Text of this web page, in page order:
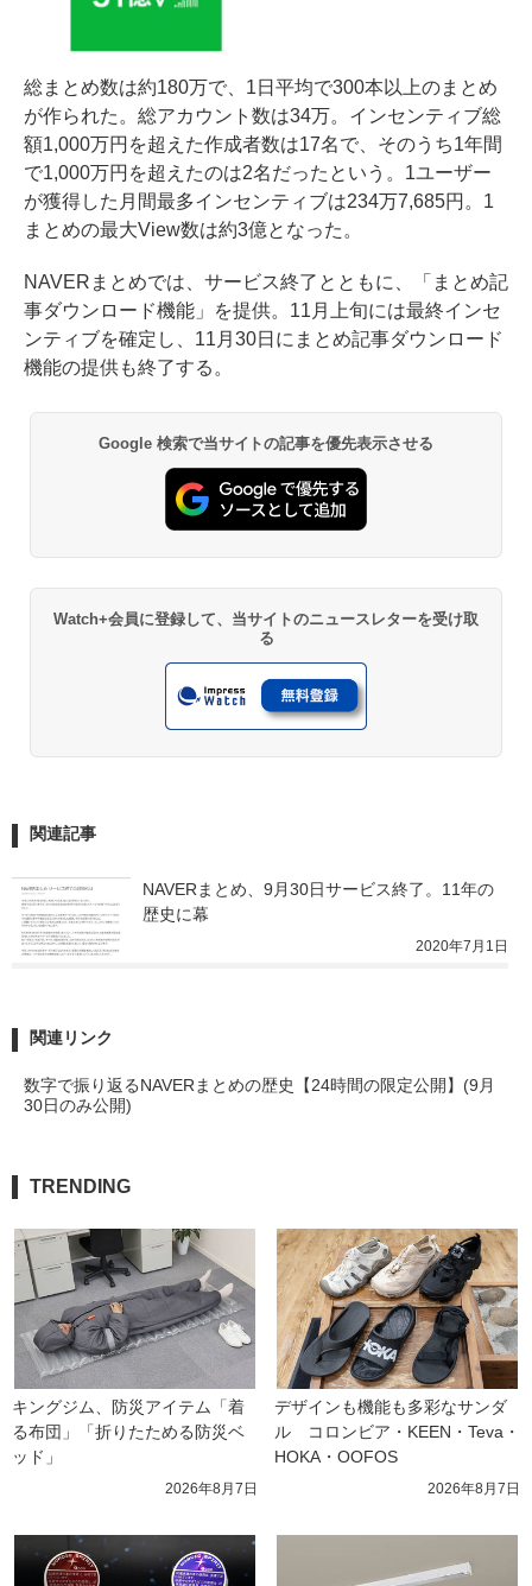
総まとめ数は約180万で、1日平均で300本以上のまとめ
が作られた。総アカウント数は34万。インセンティブ総
額1,000万円を超えた作成者数は17名で、そのうち1年間
で1,000万円を超えたのは2名だったという。1ユーザー
が獲得した月間最多インセンティブは234万7,685円。1
まとめの最大View数は約3億となった。
NAVERまとめでは、サービス終了とともに、「まとめ記
事ダウンロード機能」を提供。11月上旬には最終インセ
ンティブを確定し、11月30日にまとめ記事ダウンロード
機能の提供も終了する。
Google 検索で当サイトの記事を優先表示させる
Watch+会員に登録して、当サイトのニュースレターを受け取
る
関連記事
NAVERまとめ、9月30日サービス終了。11年の
歴史に幕
2020年7月1日
関連リンク
数字で振り返るNAVERまとめの歴史【24時間の限定公開】(9月
30日のみ公開)
TRENDING
キングジム、防災アイテム「着
る布団」「折りたためる防災ベ
ッド」
2026年8月7日
デザインも機能も多彩なサンダ
ル　コロンビア・KEEN・Teva・
HOKA・OOFOS
2026年8月7日